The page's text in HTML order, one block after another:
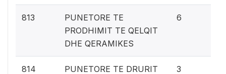
813
PUNETORE TE
PRODHIMIT TE QELQIT
DHE QERAMIKES
6
814
PUNETORE TE DRURIT
3